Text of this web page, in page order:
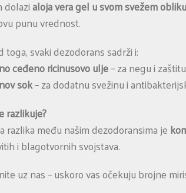
dolazialoja vera gel u svom svežem obliku
punu vrednost.
toga, svaki dezodorans sadrži i:
ceđeno ricinusovo ulje– za negu i
sok– za dodatnu svežinu i
razlikuje?
razlika među našim dezodoransima je
i blagotvornih svojstava.
uz nas – uskoro vas očekuju brojne